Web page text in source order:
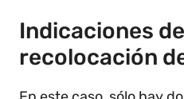
Indicaciones
recolocación